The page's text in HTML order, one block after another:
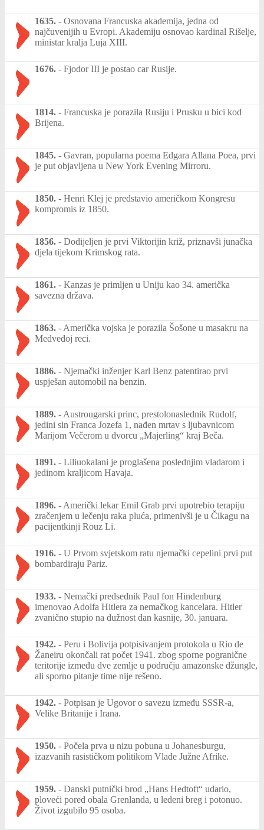
1635. - Osnovana Francuska akademija, jedna od
najčuvenijih u Evropi. Akademiju osnovao kardinal Rišelje,
ministar kralja Luja XIII.
1676. - Fjodor III je postao car Rusije.
1814. - Francuska je porazila Rusiju i Prusku u bici kod
Brijena.
1845. - Gavran, popularna poema Edgara Allana Poea, prvi
je put objavljena u New York Evening Mirroru.
1850. - Henri Klej je predstavio američkom Kongresu
kompromis iz 1850.
1856. - Dodijeljen je prvi Viktorijin križ, priznavši junačka
djela tijekom Krimskog rata.
1861. - Kanzas je primljen u Uniju kao 34. američka
savezna država.
1863. - Američka vojska je porazila Šošone u masakru na
Medveđoj reci.
1886. - Njemački inženjer Karl Benz patentirao prvi
uspješan automobil na benzin.
1889. - Austrougarski princ, prestolonaslednik Rudolf,
jedini sin Franca Jozefa 1, nađen mrtav s ljubavnicom
Marijom Večerom u dvorcu „Majerling“ kraj Beča.
1891. - Liliuokalani je proglašena poslednjim vladarom i
jedinom kraljicom Havaja.
1896. - Američki lekar Emil Grab prvi upotrebio terapiju
zračenjem u lečenju raka pluća, primenivši je u Čikagu na
pacijentkinji Rouz Li.
1916. - U Prvom svjetskom ratu njemački cepelini prvi put
bombardiraju Pariz.
1933. - Nemački predsednik Paul fon Hindenburg
imenovao Adolfa Hitlera za nemačkog kancelara. Hitler
zvanično stupio na dužnost dan kasnije, 30. januara.
1942. - Peru i Bolivija potpisivanjem protokola u Rio de
Žaneiru okončali rat počet 1941. zbog sporne pogranične
teritorije između dve zemlje u području amazonske džungle,
ali sporno pitanje time nije rešeno.
1942. - Potpisan je Ugovor o savezu između SSSR-a,
Velike Britanije i Irana.
1950. - Počela prva u nizu pobuna u Johanesburgu,
izazvanih rasističkom politikom Vlade Južne Afrike.
1959. - Danski putnički brod „Hans Hedtoft“ udario,
ploveći pored obala Grenlanda, u ledeni breg i potonuo.
Život izgubilo 95 osoba.